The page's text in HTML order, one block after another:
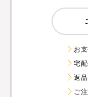
お
宅
返
ご